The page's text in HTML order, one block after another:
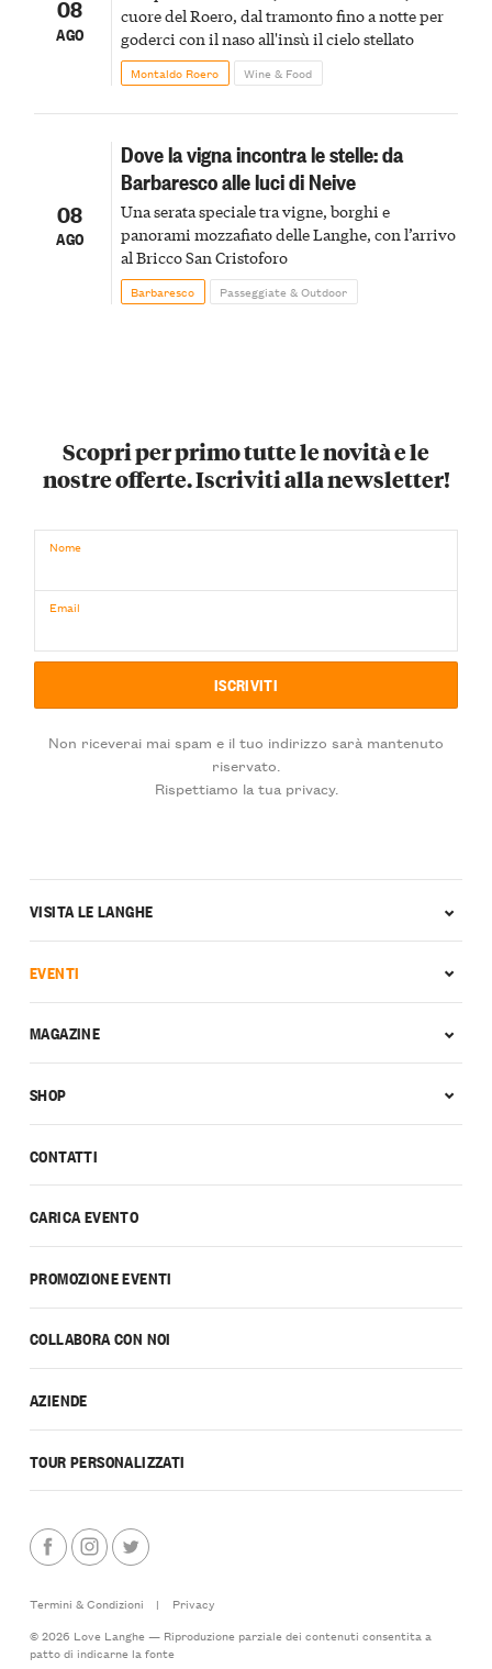
08
AGO
cuore del Roero, dal tramonto fino a notte per
goderci con il naso all'insù il cielo stellato
Montaldo Roero Wine & Food
08
AGO
Dove la vigna incontra le stelle: da
Barbaresco alle luci di Neive
Una serata speciale tra vigne, borghi e
panorami mozzafiato delle Langhe, con l’arrivo
al Bricco San Cristoforo
Barbaresco Passeggiate & Outdoor
Scopri per primo tutte le novità e le
nostre offerte. Iscriviti alla newsletter!
Nome
Email
Non riceverai mai spam e il tuo indirizzo sarà mantenuto
riservato.
Rispettiamo la tua privacy.
CONTATTI
CARICA EVENTO
PROMOZIONE EVENTI
COLLABORA CON NOI
AZIENDE
TOUR PERSONALIZZATI
VISITA LE LANGHE
EVENTI
MAGAZINE
SHOP
Termini & Condizioni |
Privacy
© 2026 Love Langhe — Riproduzione parziale dei contenuti consentita a
patto di indicarne la fonte